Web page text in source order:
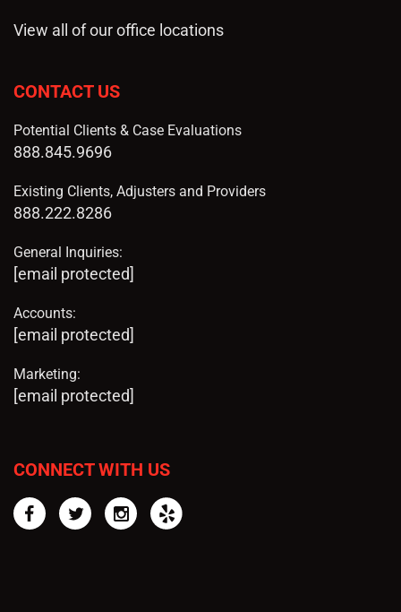
View all of our office locations
CONTACT US
Potential Clients & Case Evaluations
888.845.9696
Existing Clients, Adjusters and Providers
888.222.8286
General Inquiries:
[email protected]
Accounts:
[email protected]
Marketing:
[email protected]
CONNECT WITH US
FacebookTwitterInstagram
Yelp